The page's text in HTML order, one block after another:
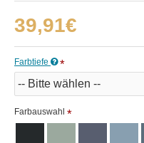
39,91€
Farbtiefe
Farbauswahl